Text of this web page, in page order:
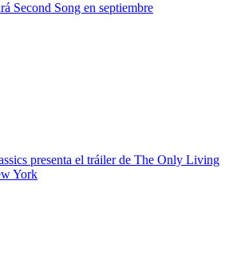
Second Song en septiembre
presenta el tráiler de The Only Living
York